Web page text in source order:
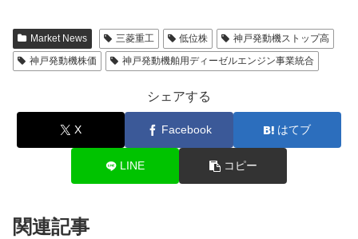
Market News 三菱重工 低位株
神戸発動機ストップ高
神戸発動機株価
神戸発動機舶用ディーゼルエンジン事業統合
シェアする
X Facebook はてブ
LINE コピー
関連記事